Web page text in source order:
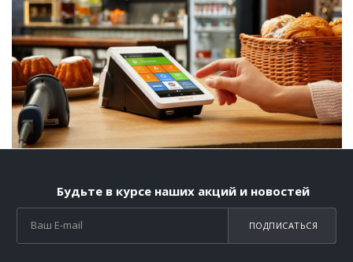
Будьте в курсе наших акций и новостей
ПОДПИСАТЬСЯ